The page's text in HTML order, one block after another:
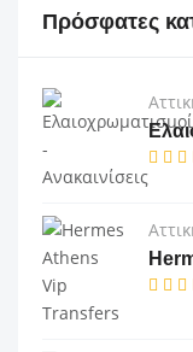
Πρόσφατες